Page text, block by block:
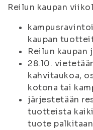
Reilun kaupan
kaupan
Reilun kaupan
28.10.
kahvitaukoa,
kotona tai
järjestetään
tuotteista
tuote palkitaan